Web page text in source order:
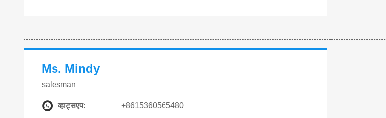
Ms. Mindy
salesman
व्हाट्सएप: +8615360565480